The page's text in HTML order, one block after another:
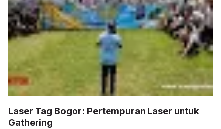
Laser Tag Bogor: Pertempuran Laser untuk
Gathering